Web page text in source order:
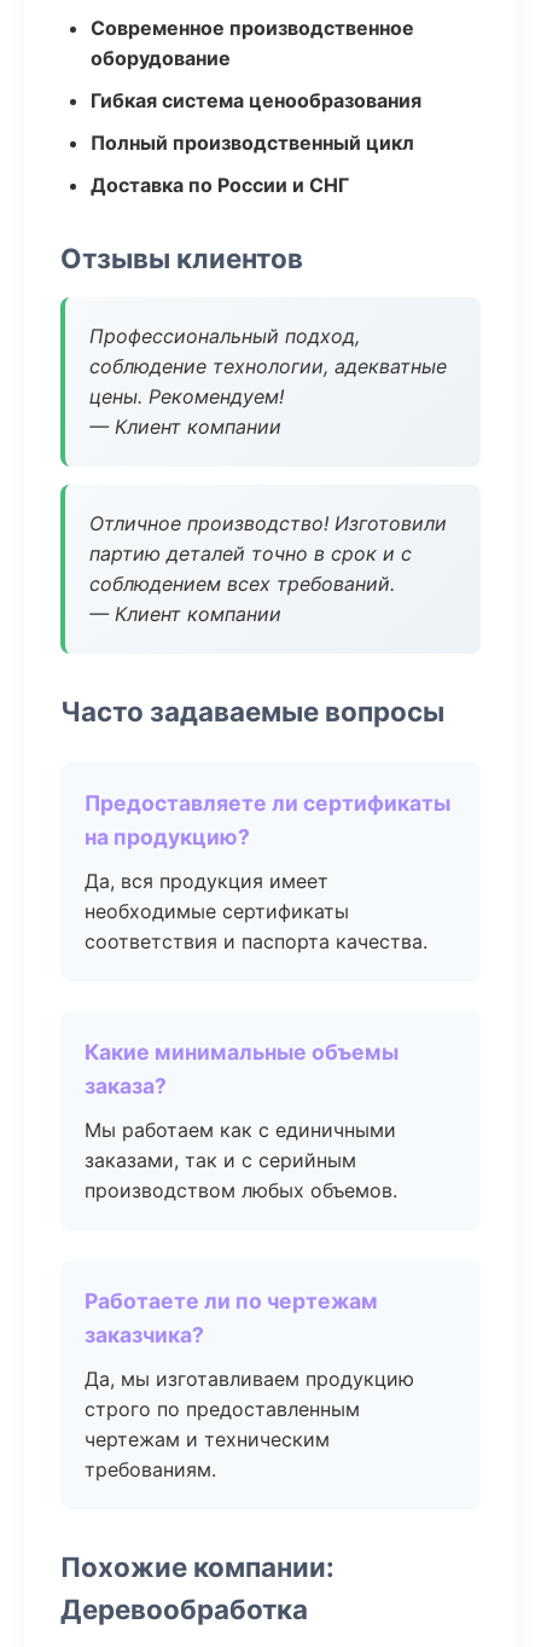
Современное производственное
оборудование
Гибкая система ценообразования
Полный производственный цикл
Доставка по России и СНГ
Отзывы клиентов
Профессиональный подход,
соблюдение технологии, адекватные
цены. Рекомендуем!
— Клиент компании
Отличное производство! Изготовили
партию деталей точно в срок и с
соблюдением всех требований.
— Клиент компании
Часто задаваемые вопросы
Предоставляете ли сертификаты
на продукцию?
Да, вся продукция имеет
необходимые сертификаты
соответствия и паспорта качества.
Какие минимальные объемы
заказа?
Мы работаем как с единичными
заказами, так и с серийным
производством любых объемов.
Работаете ли по чертежам
заказчика?
Да, мы изготавливаем продукцию
строго по предоставленным
чертежам и техническим
требованиям.
Похожие компании:
Деревообработка